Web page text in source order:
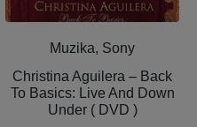
Muzika, Sony
Christina Aguilera ‎– Back
To Basics: Live And Down
Under ( DVD )